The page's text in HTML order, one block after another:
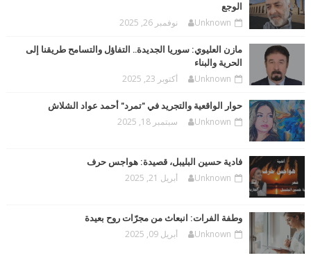
الوجع
Unknown نوفمبر 26, 2025
مازن العليوي: سوريا الجديدة.. التفاؤل والتسامح طريقنا إلى
الحرية والبناء
Unknown أكتوبر 23, 2025
حوار الواقعية والتجريد في "تمرد" أحمد عواد الشلاش
Unknown سبتمبر 18, 2025
فادية حسين البليبل، قصيدة: هواجس حرف
Unknown أبريل 21, 2025
وطفة الفرات: انبعاث من مجرّات روح بعيدة
Unknown أبريل 09, 2025